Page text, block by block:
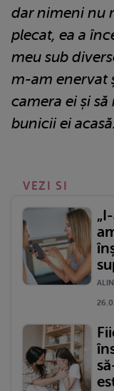
dar nimeni nu
plecat, ea a
meu sub
m-am enervat
camera ei și
bunicii ei acasă.
VEZI SI